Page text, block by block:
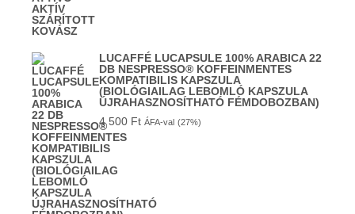
LUCAFFÉ LUCAPSULE 100% ARABICA 22
DB NESPRESSO® KOFFEINMENTES
KOMPATIBILIS KAPSZULA
(BIOLÓGIAILAG LEBOMLÓ KAPSZULA
ÚJRAHASZNOSÍTHATÓ FÉMDOBOZBAN)
4 500 Ft ÁFA-val (27%)